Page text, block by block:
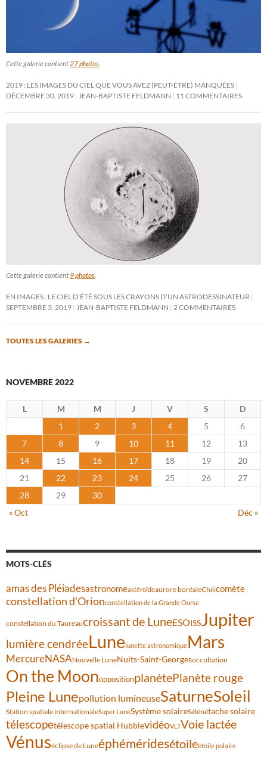
Cette galerie contient 27 photos
2019 : LES IMAGES DU CIEL QUE VOUS AVEZ (PEUT-ÊTRE) MANQUÉES
DÉCEMBRE 30, 2019
JEAN-BAPTISTE FELDMANN 11 COMMENTAIRES
Cette galerie contient 9 photos
EN IMAGES : LE CIEL D’ÉTÉ SOUS LES CRAYONS D’UN ASTRODESSINATEUR
SEPTEMBRE 3, 2019
JEAN-BAPTISTE FELDMANN 2 COMMENTAIRES
TOUTES LES GALERIES →
NOVEMBRE 2022
L M M J V S
D
1
2 3 4 5
6
7
8 9 10 11 12
13
14
15 16 17 18 19
20
21
22 23 24 25 26
27
28
29
30
« Oct
Déc »
MOTS-CLÉS
amas des Pléiadesastronomeastéroïdeaurore boréaleChilicomète
constellation d'Orionconstellation de la Grande Ourse
constellation du Taureaucroissant de LuneESOISSJupiter
lumière cendréeLunelunette astronomiqueMars
MercureNASANouvelle LuneNuits-Saint-Georgesoccultation
On the MoonoppositionplanètePlanète rouge
Pleine Lunepollution lumineuseSaturneSoleil
Station spatiale internationaleSuper LuneSystème solaireSélénétache solaire
télescopetélescope spatial HubblevidéoVLTVoie lactée
Vénuséclipse de Luneéphéméridesétoileétoile polaire